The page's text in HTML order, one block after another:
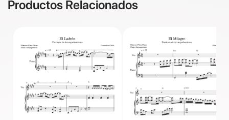
Productos Relacionados